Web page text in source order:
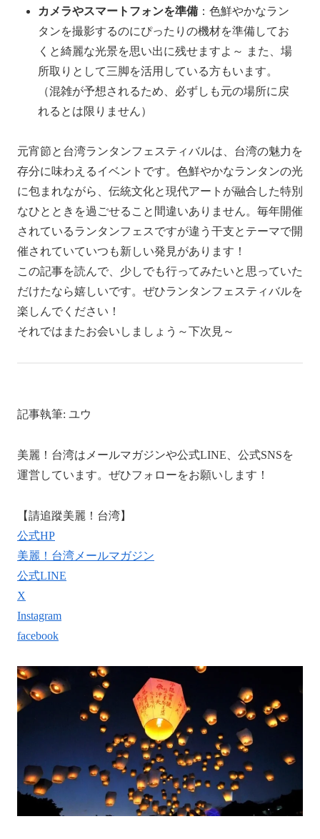
カメラやスマートフォンを準備 ：色鮮やかなラン
タンを撮影するのにぴったりの機材を準備してお
くと綺麗な光景を思い出に残せますよ～ また、場
所取りとして三脚を活用している方もいます。
（混雑が予想されるため、必ずしも元の場所に戻
れるとは限りません）
元宵節と台湾ランタンフェスティバルは、台湾の魅力を
存分に味わえるイベントです。色鮮やかなランタンの光
に包まれながら、伝統文化と現代アートが融合した特別
なひとときを過ごせること間違いありません。毎年開催
されているランタンフェスですが違う干支とテーマで開
催されていていつも新しい発見があります！
この記事を読んで、少しでも行ってみたいと思っていた
だけたなら嬉しいです。ぜひランタンフェスティバルを
楽しんでください！
それではまたお会いしましょう～下次見～
記事執筆: ユウ
美麗！台湾はメールマガジンや公式LINE、公式SNSを
運営しています。ぜひフォローをお願いします！
【請追蹤美麗！台湾】
公式HP
美麗！台湾メールマガジン
公式LINE
X
Instagram
facebook